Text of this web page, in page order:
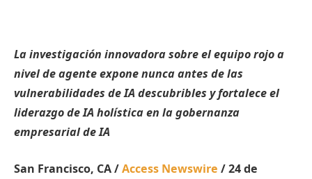
La investigación innovadora sobre el equipo rojo a
nivel de agente expone nunca antes de las
vulnerabilidades de IA descubribles y fortalece el
liderazgo de IA holística en la gobernanza
empresarial de IA
San Francisco, CA /Access Newswire / 24 de